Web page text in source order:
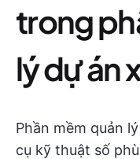
trong
lý dự án
Phần mềm quản
cụ kỹ thuật số